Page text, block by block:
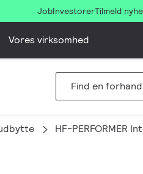
JobInvestorerTilmeld
Vores virksomhed
Find en
HF-PERFORMER